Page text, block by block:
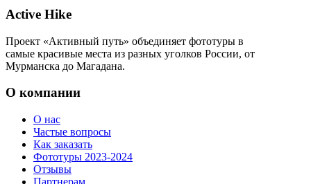
Active Hike
Проект «Активный путь» объединяет фототуры в
самые красивые места из разных уголков России, от
Мурманска до Магадана.
О компании
О нас
Частые вопросы
Как заказать
Фототуры 2023-2024
Отзывы
Партнерам